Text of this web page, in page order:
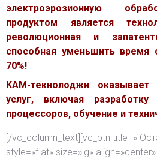
электроэрозионную
продуктом является
революционная и
способная уменьшить время
70%!
КАМ-текнолоджи
услуг, включая
процессоров, обучение и
[/vc_column_text][vc_btn title=»
style=»flat» size=»lg» align=»center»